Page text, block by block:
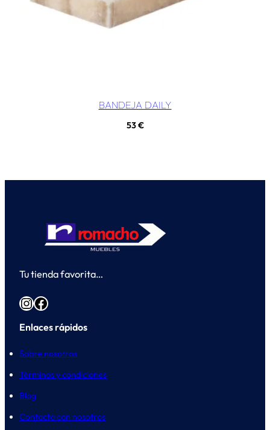
BANDEJA DAILY
53€
Tu tienda favorita…
InstagramFacebook
Enlaces rápidos
Sobre nosotros
Términos y condiciones
Blog
Contacta con nosotros